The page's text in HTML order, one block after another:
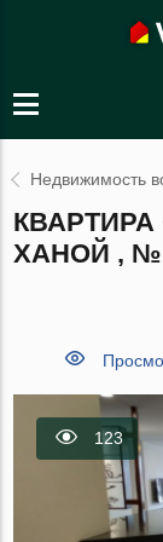
Недвижимость
ХАНОЙ , №
123